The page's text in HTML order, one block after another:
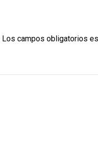
Los campos obligatorios